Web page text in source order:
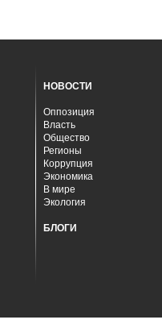
НОВОСТИ
Оппозиция
Власть
Общество
Регионы
Коррупция
Экономика
В мире
Экология
БЛОГИ